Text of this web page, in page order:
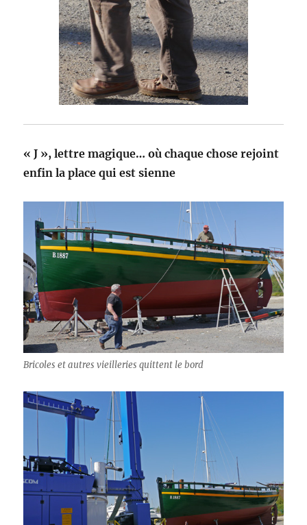
« J », lettre magique… où chaque chose rejoint
enfin la place qui est sienne
Bricoles et autres vieilleries quittent le bord